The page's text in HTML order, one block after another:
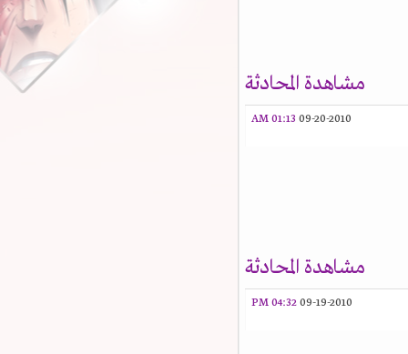
مشاهدة المحادثة
09-20-2010
01:13 AM
مشاهدة المحادثة
09-19-2010
04:32 PM